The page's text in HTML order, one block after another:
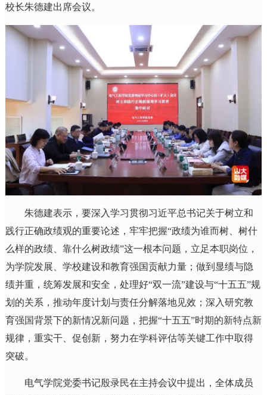
校长朱德建出席会议。
朱德建表示，要深入学习贯彻习近平总书记关于树立和
践行正确政绩观的重要论述，牢牢把握“政绩为谁而树、树什
么样的政绩、靠什么树政绩”这一根本问题，立足本职岗位，
为学院发展、学校建设和教育强国贡献力量；做到显绩与隐
绩并重，统筹发展和安全，处理好“双一流”建设与“十五五”规
划的关系，推动年度计划与责任分解落地见效；深入研究教
育强国背景下的新情况新问题，把握“十五五”时期的新特点新
规律，重实干、促创新，努力在学科评估等关键工作中取得
突破。
电气学院党委书记殷录民在主持会议中提出，全体成员